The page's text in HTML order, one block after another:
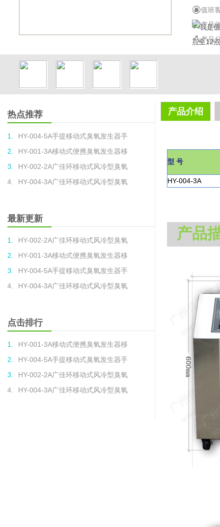
值班
产品
产品
热点推荐
1.
HY-004-5A手提移动式臭氧发生器手
2.
HY-001-3A移动式便携臭氧发生器移
3.
HY-002-2A广佳环移动式风冷型臭氧
4.
HY-004-3A广佳环移动式风冷型臭氧
最新更新
1.
HY-002-2A广佳环移动式风冷型臭氧
2.
HY-001-3A移动式便携臭氧发生器移
3.
HY-004-5A手提移动式臭氧发生器手
4.
HY-004-3A广佳环移动式风冷型臭氧
点击排行
1.
HY-001-3A移动式便携臭氧发生器移
2.
HY-004-5A手提移动式臭氧发生器手
3.
HY-002-2A广佳环移动式风冷型臭氧
4.
HY-004-3A广佳环移动式风冷型臭氧
产品介绍
型 号
HY-004-3A
产品